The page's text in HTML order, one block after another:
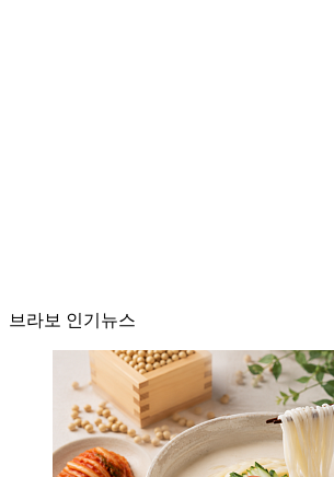
브라보 인기뉴스